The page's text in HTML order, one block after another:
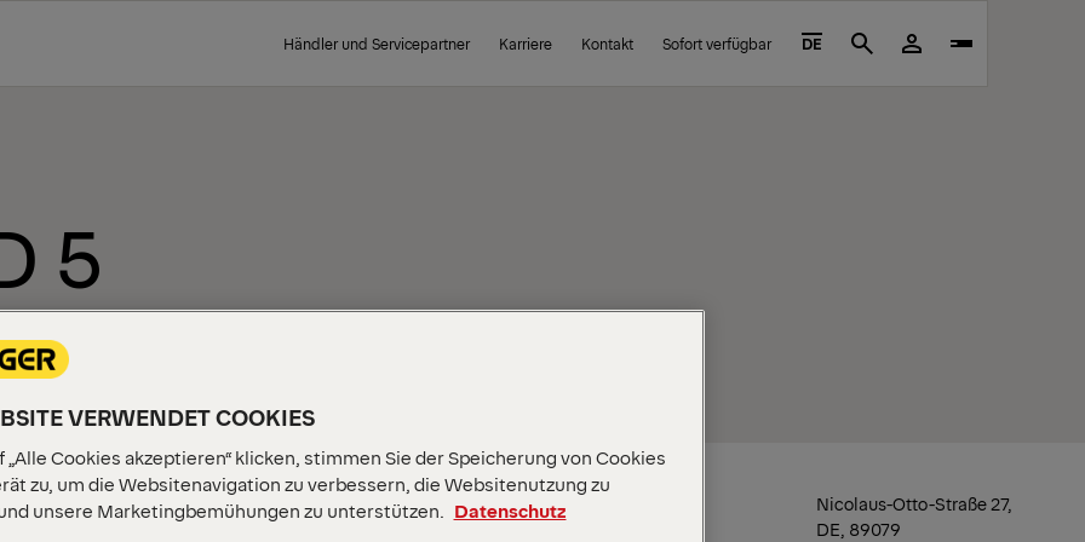
Händler und Servicepartner Karriere Kontakt Sofort verfügbar DE Search
5
Nicolaus-Otto-Straße 27,
DE, 89079
VERWENDET COOKIES
„Alle Cookies akzeptieren“ klicken, stimmen Sie der Speicherung von Cookies
zu, um die Websitenavigation zu verbessern, die Websitenutzung zu
unsere Marketingbemühungen zu unterstützen.
Datenschutz